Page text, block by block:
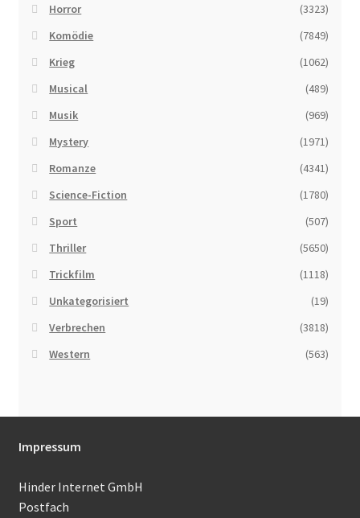
Horror
(3323)
Komödie
(7849)
Krieg
(1062)
Musical
(489)
Musik
(969)
Mystery
(1971)
Romanze
(4341)
Science-Fiction
(1780)
Sport
(507)
Thriller
(5650)
Trickfilm
(1118)
Unkategorisiert
(19)
Verbrechen
(3818)
Western
(563)
Impressum
Hinder Internet GmbH
Postfach